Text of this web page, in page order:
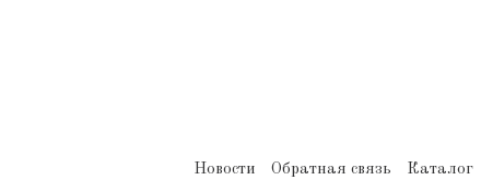
Новости Обратная связь Каталог